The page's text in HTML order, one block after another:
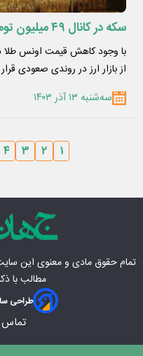
سکه در کانال ۴۹ میلیون تومان سکته کرد
با وجود کاهش قیمت اونس طلا
از بازار ارز در روندی صعودی
سه‌شنبه ۱۳ آذر ۱۴۰۳
۱ ۲ ۳ ۴
تمام حقوق مادی‌ و معنوی این
مطالب با
طراحی
تماس